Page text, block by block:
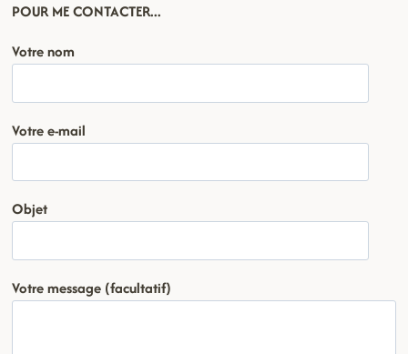
POUR ME CONTACTER...
Votre nom
Votre e-mail
Objet
Votre message (facultatif)